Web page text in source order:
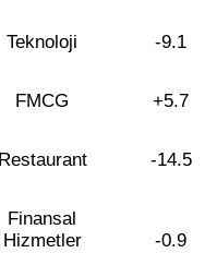
Teknoloji -9.1
FMCG +5.7
Restaurant -14.5
Finansal
Hizmetler
-0.9